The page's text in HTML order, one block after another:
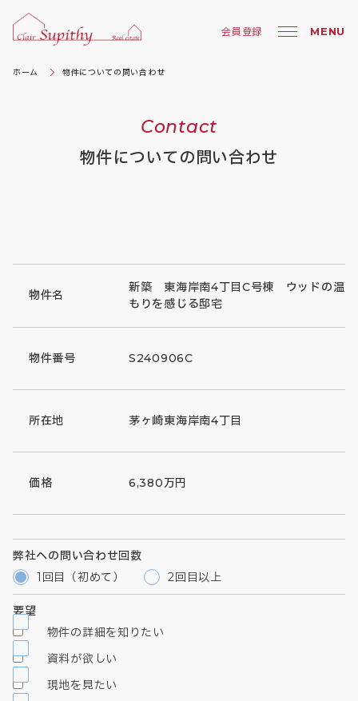
会員登録 MENU
ホーム 物件についての問い合わせ
Contact
物件についての問い合わせ
物件名
新築 東海岸南4丁目C号棟 ウッドの温
もりを感じる邸宅
物件番号 S240906C
所在地 茅ヶ崎東海岸南4丁目
価格 6,380万円
弊社への問い合わせ回数
1回目（初めて）
2回目以上
要望
物件の詳細を知りたい
資料が欲しい
現地を見たい